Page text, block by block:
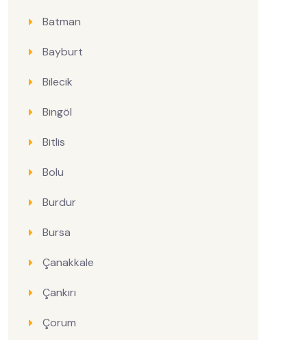
Batman
Bayburt
Bilecik
Bingöl
Bitlis
Bolu
Burdur
Bursa
Çanakkale
Çankırı
Çorum